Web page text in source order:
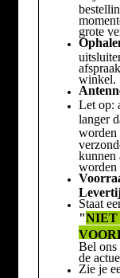
grote
winkel.
Let op:
langer
worden
kunnen
worden
Staat
"NIET
Bel ons
de
Zie je